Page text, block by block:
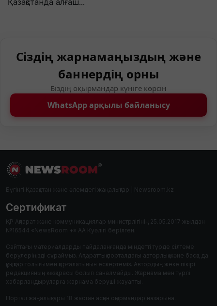
Сіздің жарнамаңыздың және
баннердің орны
Біздің оқырмандар күніге көрсін
WhatsApp арқылы байланысу
Бүгінгі Қазақстан және әлемдегі жаңалықтар | Newsroom.kz
Сертификат
ҚР Ақпарат және коммуникациялар министрлігінің 25.05.2017 жылдан
№16544 «NewsRoom +» АА Куәлігі берілген.
Сайттағы материалдарды пайдаланғанда міндетті түрде сілтеме
берулеріңізді сұраймыз. Ақпараттық порталдағы авторлық және басқа да
құқықтар толығымен қорғалатынын ескертеміз. Автордың жеке пікірі
редакцияның көзқарасы болып саналмайды. Жарнама мен түрлі
хабарландыруларға жарнама беруші жауапты.
Портал жаңалықтары 18 жастан асқан оқырмандар назарына.